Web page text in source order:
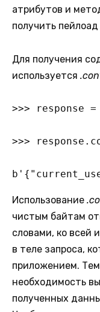
атрибутов и
получить
Для получения
используется
>>> response
>>>
Использование
чистым байтам
словами, ко всей
в теле запроса,
приложением.
необходимость
полученных